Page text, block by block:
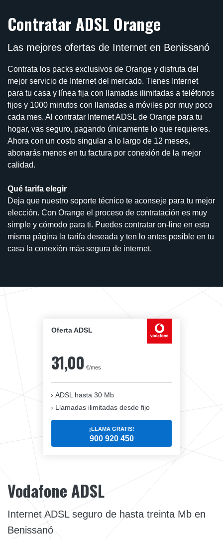
Contratar ADSL Orange
Las mejores ofertas de Internet en Benissanó
Contrata los packs exclusivos de Orange y disfruta del
mejor servicio de Internet del mercado. Tienes Internet
para tu casa y línea fija con llamadas ilimitadas a teléfonos
fijos y 1000 minutos con llamadas a móviles por muy poco
cada mes. Al contratar Internet ADSL de Orange para tu
hogar, vas seguro, pagando únicamente lo que requieres.
Ahora con un costo singular a lo largo de 12 meses,
abonarás menos en tu factura por conexión de la mejor
calidad.
Qué tarifa elegir
Deja que nuestro soporte técnico te aconseje para tu mejor
elección. Con Orange el proceso de contratación es muy
simple y cómodo para ti. Puedes contratar on-line en esta
misma página la tarifa deseada y ten lo antes posible en tu
casa la conexión más segura de internet.
Oferta ADSL
31,00 €/mes
ADSL hasta 30 Mb
Llamadas ilimitadas desde fijo
¡LLAMA GRATIS!
900 920 450
Vodafone ADSL
Internet ADSL seguro de hasta treinta Mb en
Benissanó